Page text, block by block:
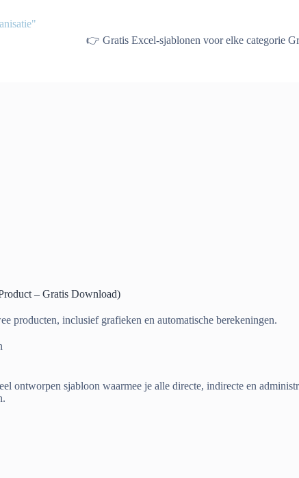
👉 Gratis Excel-sjablonen voor elke categorie
– Gratis Download)
producten, inclusief grafieken en automatische berekeningen.
ontworpen sjabloon waarmee je alle directe, indirecte en